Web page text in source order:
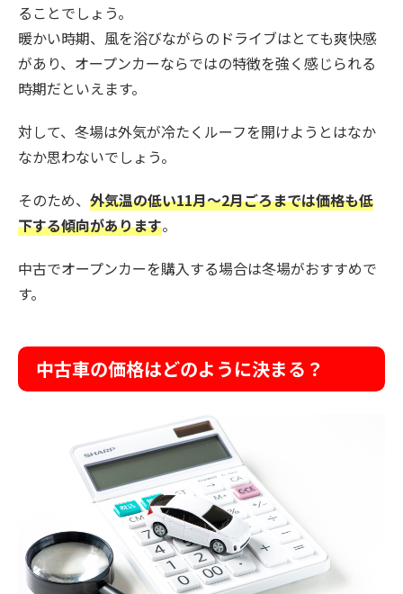
ることでしょう。
暖かい時期、風を浴びながらのドライブはとても爽快感
があり、オープンカーならではの特徴を強く感じられる
時期だといえます。
対して、冬場は外気が冷たくルーフを開けようとはなか
なか思わないでしょう。
そのため、 外気温の低い11月〜2月ごろまでは価格も低
下する傾向があります。
中古でオープンカーを購入する場合は冬場がおすすめで
す。
中古車の価格はどのように決まる？